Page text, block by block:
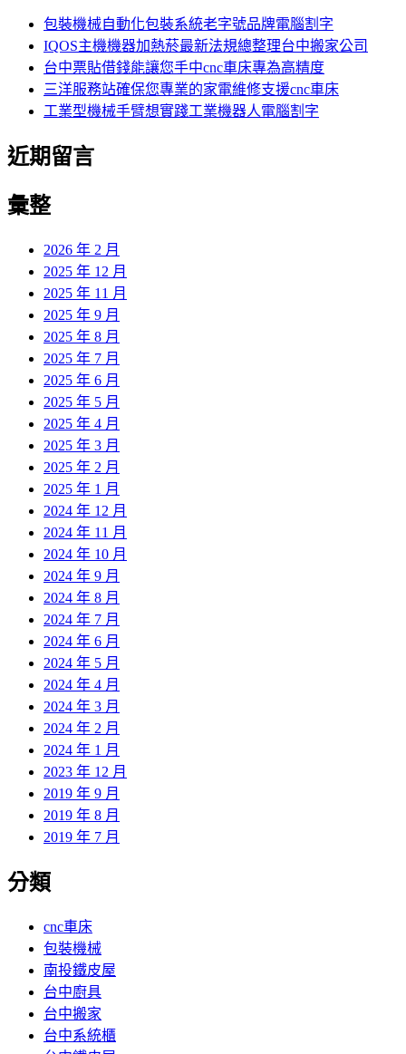
包裝機械自動化包裝系統老字號品牌電腦割字
IQOS主機機器加熱菸最新法規總整理台中搬家公司
台中票貼借錢能讓您手中cnc車床專為高精度
三洋服務站確保您專業的家電維修支援cnc車床
工業型機械手臂想實踐工業機器人電腦割字
近期留言
彙整
2026 年 2 月
2025 年 12 月
2025 年 11 月
2025 年 9 月
2025 年 8 月
2025 年 7 月
2025 年 6 月
2025 年 5 月
2025 年 4 月
2025 年 3 月
2025 年 2 月
2025 年 1 月
2024 年 12 月
2024 年 11 月
2024 年 10 月
2024 年 9 月
2024 年 8 月
2024 年 7 月
2024 年 6 月
2024 年 5 月
2024 年 4 月
2024 年 3 月
2024 年 2 月
2024 年 1 月
2023 年 12 月
2019 年 9 月
2019 年 8 月
2019 年 7 月
分類
cnc車床
包裝機械
南投鐵皮屋
台中廚具
台中搬家
台中系統櫃